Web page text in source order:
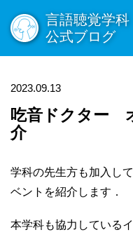
言語聴覚学科
公式ブログ
2023.09.13
吃音ドクター
介
学科の先生方も加入し
ベントを紹介します．
本学科も協力している